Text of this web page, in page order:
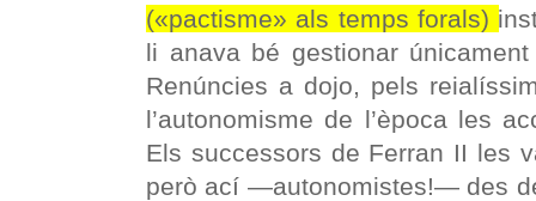
(«pactisme» als temps forals)
li anava bé gestionar
Renúncies a dojo, pels
l’autonomisme de l’època les
Els successors de Ferran II les
però ací —autonomistes!— des